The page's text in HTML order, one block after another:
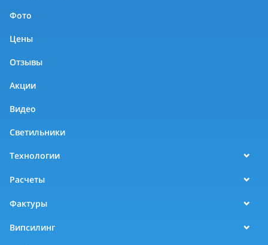
Фото
Цены
Отзывы
Акции
Видео
Светильники
Технологии
Расчеты
Фактуры
Випсилинг